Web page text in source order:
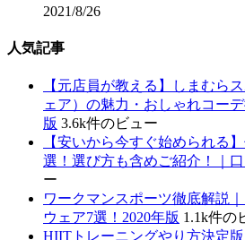
2021/8/26
人気記事
【元店員が教える︎】しまむら
ェア）の魅力・おしゃれコー
版 3.6k件のビュー
【安いから今すぐ始められる
選！選び方も含めご紹介！｜口
ー
ワークマンスポーツ徹底解説
ウェア7選！2020年版 1.1k件の
HIITトレーニングやり方決定